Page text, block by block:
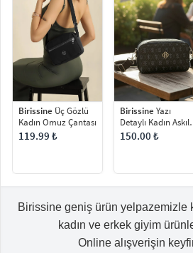
Birissine Üç Gözlü
Kadın Omuz Çantası
119.99 ₺
Birissine Yazı
Detaylı Kadın Askılı
Omuz Çantası
150.00 ₺
Birissine geniş ürün yelpazemizle
kadın ve erkek giyim
Online alışverişin